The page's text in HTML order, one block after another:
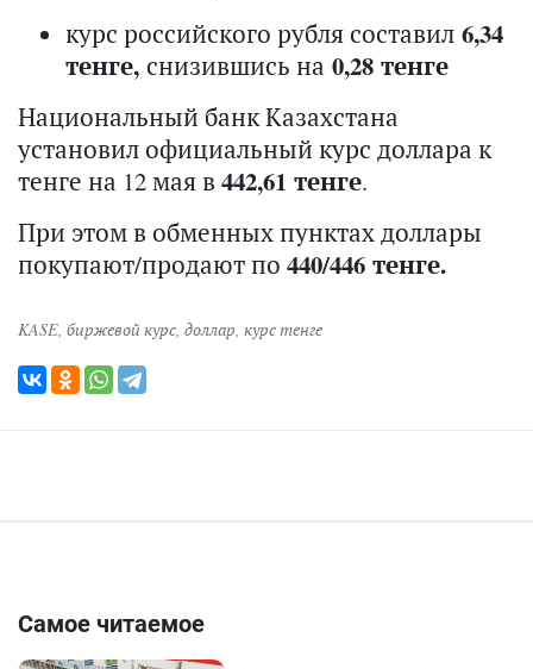
курс российского рубля составил 6,34
тенге, снизившись на 0,28 тенге
Национальный банк Казахстана
установил официальный курс доллара к
тенге на 12 мая в 442,61 тенге.
При этом в обменных пунктах доллары
покупают/продают по 440/446 тенге.
KASE биржевой курс доллар курс тенге
Самое читаемое